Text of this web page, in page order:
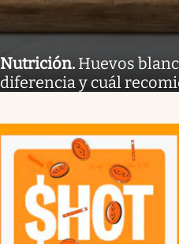
Nutrición. Huevos
diferencia y cuál